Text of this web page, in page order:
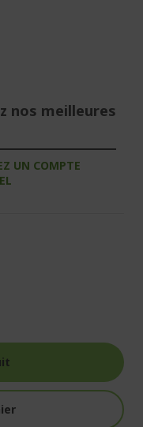
nos meilleures
UN COMPTE